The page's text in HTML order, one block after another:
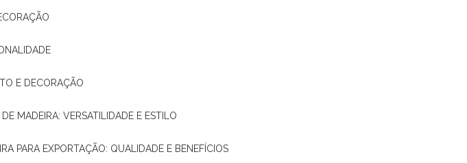
E DECORAÇÃO
DE MADEIRA: VERSATILIDADE E ESTILO
PARA EXPORTAÇÃO: QUALIDADE E BENEFÍCIOS